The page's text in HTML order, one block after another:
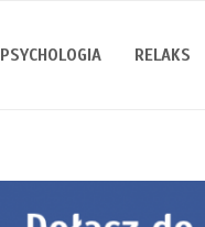
PSYCHOLOGIA RELAKS